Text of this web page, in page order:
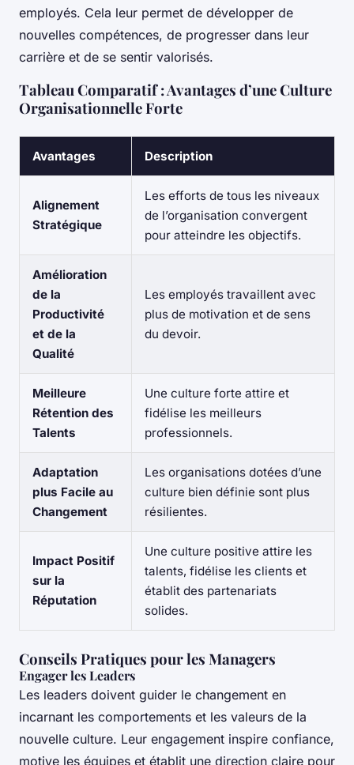
employés. Cela leur permet de développer de
nouvelles compétences, de progresser dans leur
carrière et de se sentir valorisés.
Tableau Comparatif : Avantages d’une Culture
Organisationnelle Forte
Avantages Description
Alignement
Stratégique
Les efforts de tous les niveaux
de l’organisation convergent
pour atteindre les objectifs.
Amélioration
de la
Productivité
et de la
Qualité
Les employés travaillent avec
plus de motivation et de sens
du devoir.
Meilleure
Rétention des
Talents
Une culture forte attire et
fidélise les meilleurs
professionnels.
Adaptation
plus Facile au
Changement
Les organisations dotées d’une
culture bien définie sont plus
résilientes.
Impact Positif
sur la
Réputation
Une culture positive attire les
talents, fidélise les clients et
établit des partenariats
solides.
Conseils Pratiques pour les Managers
Engager les Leaders
Les leaders doivent guider le changement en
incarnant les comportements et les valeurs de la
nouvelle culture. Leur engagement inspire confiance,
motive les équipes et établit une direction claire pour